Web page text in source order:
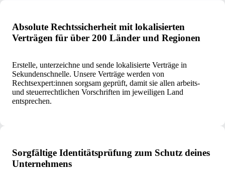
Absolute Rechtssicherheit mit lokalisierten
Verträgen für über 200 Länder und Regionen
Erstelle, unterzeichne und sende lokalisierte Verträge in
Sekundenschnelle. Unsere Verträge werden von
Rechtsexpert:innen sorgsam geprüft, damit sie allen arbeits-
und steuerrechtlichen Vorschriften im jeweiligen Land
entsprechen.
Sorgfältige Identitätsprüfung zum Schutz deines
Unternehmens